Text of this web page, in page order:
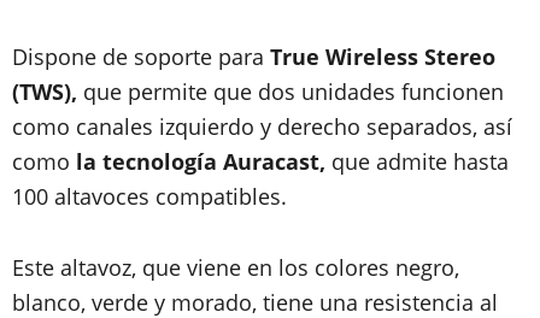
Dispone de soporte para True Wireless Stereo
(TWS), que permite que dos unidades funcionen
como canales izquierdo y derecho separados, así
como la tecnología Auracast, que admite hasta
100 altavoces compatibles.
Este altavoz, que viene en los colores negro,
blanco, verde y morado, tiene una resistencia al